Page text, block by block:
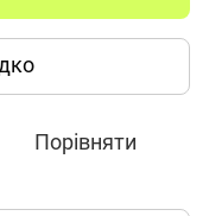
Порівняти